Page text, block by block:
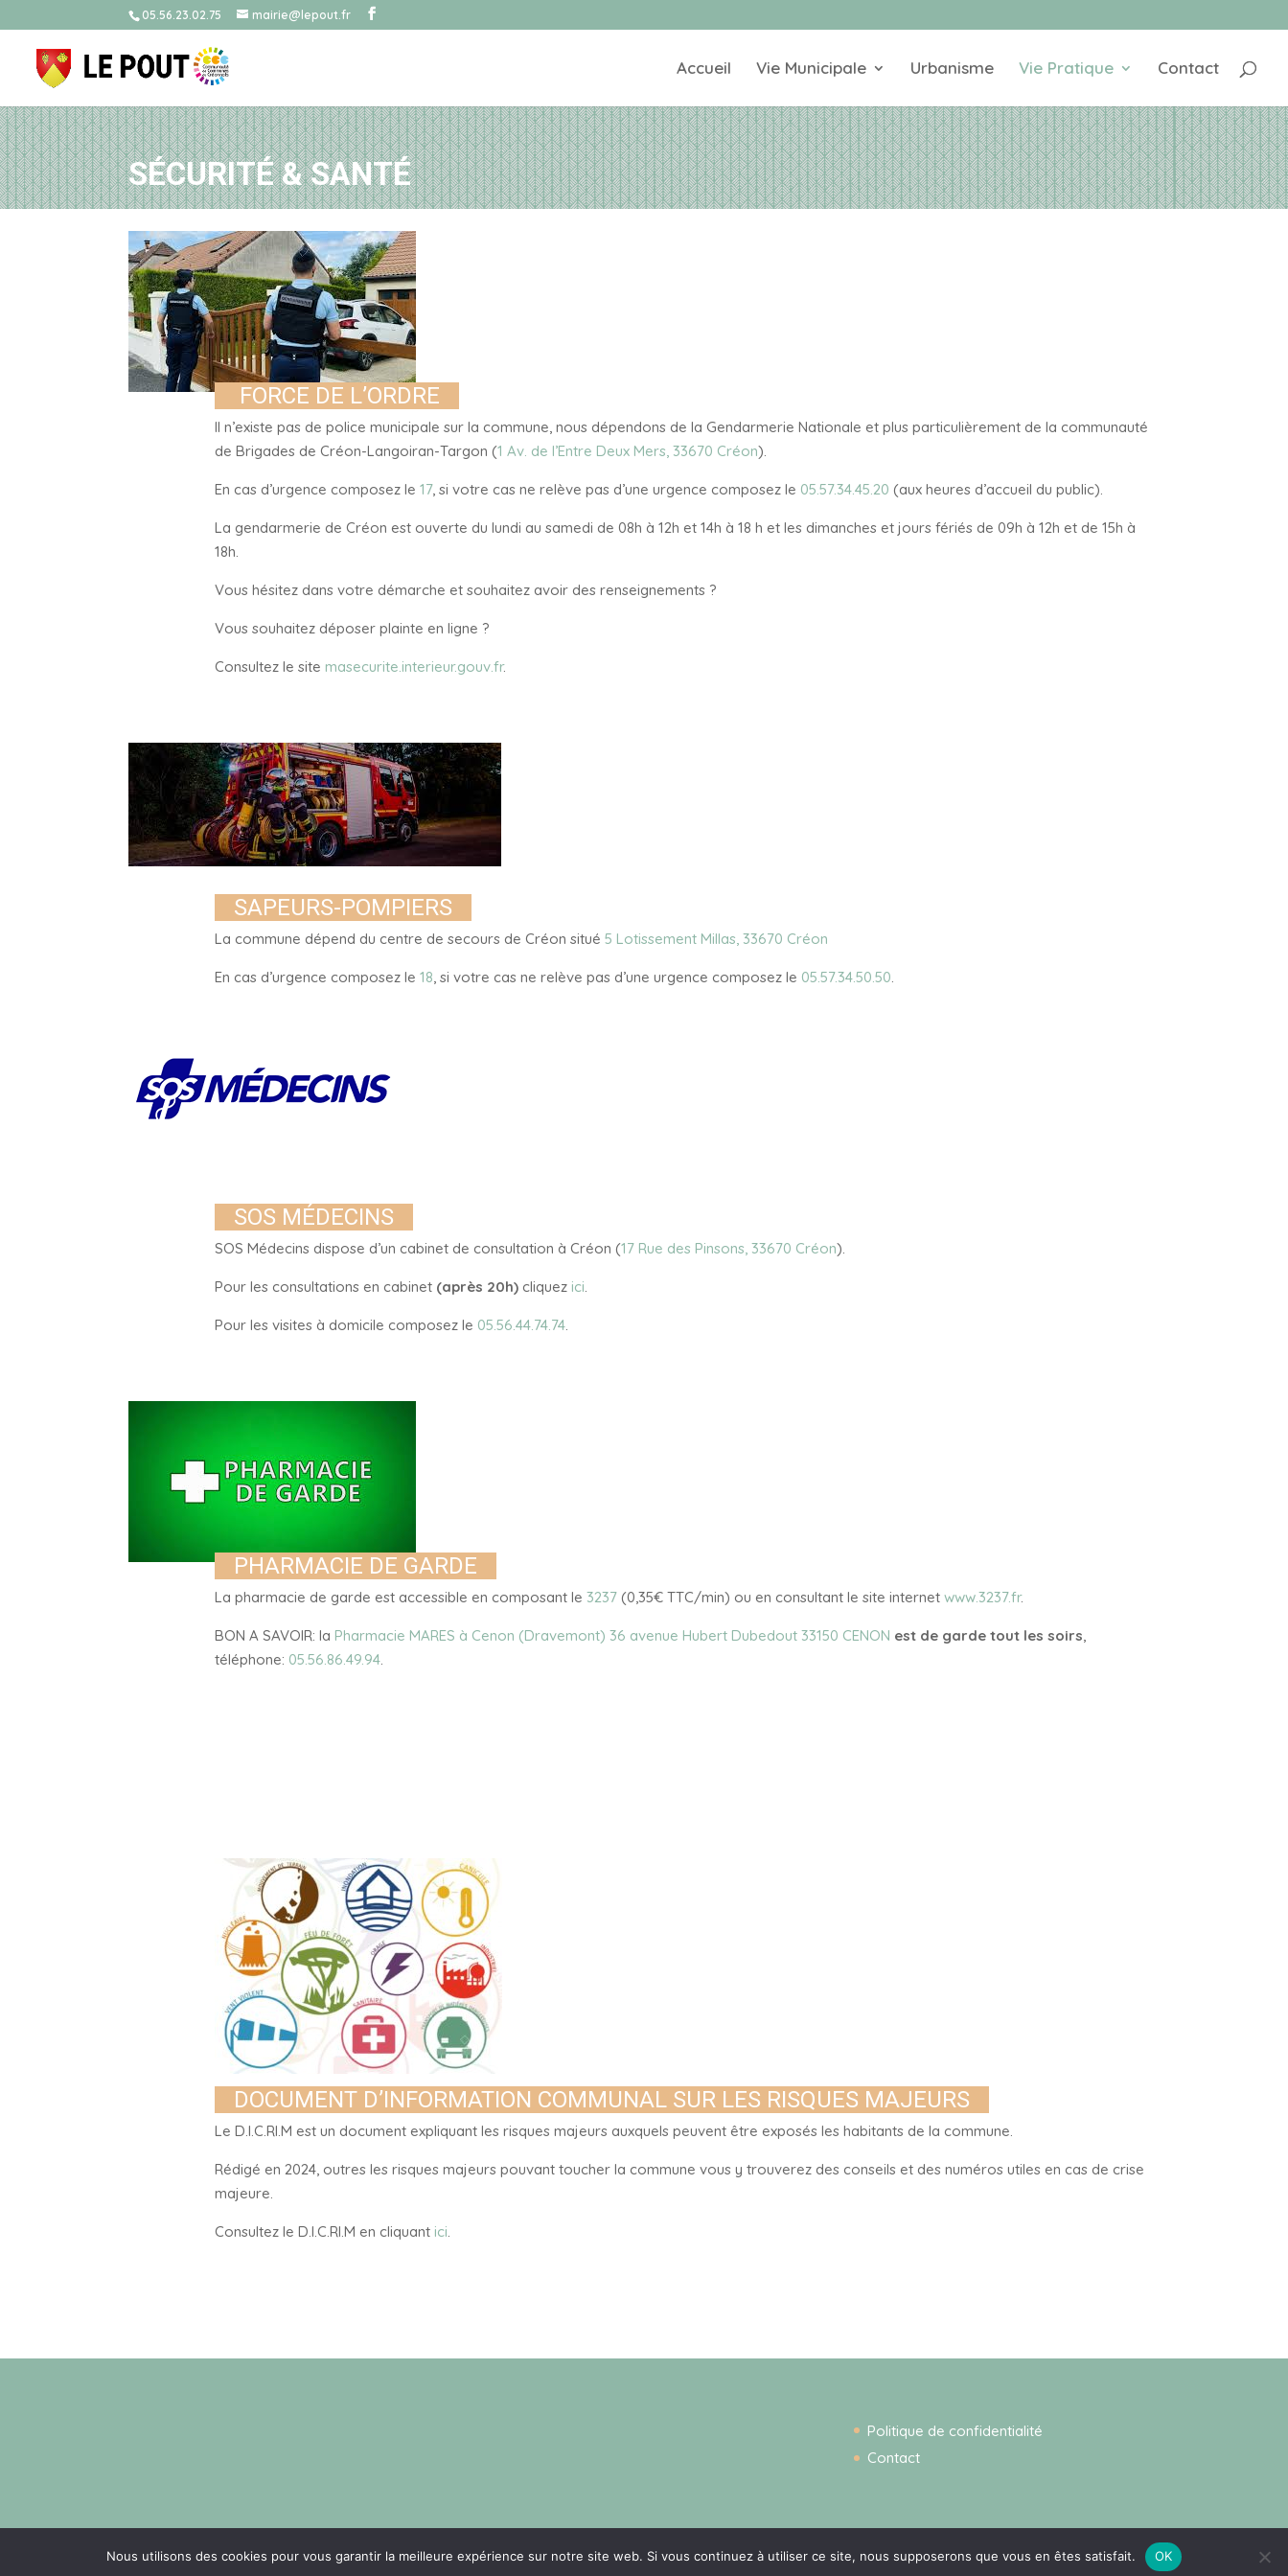
05.56.23.02.75 mairie@lepout.fr
Accueil Vie Municipale Urbanisme Vie Pratique Contact
SÉCURITÉ & SANTÉ
FORCE DE L’ORDRE
Il n’existe pas de police municipale sur la commune, nous dépendons de la Gendarmerie Nationale et plus particulièrement de la communauté
de Brigades de Créon-Langoiran-Targon (1 Av. de l’Entre Deux Mers, 33670 Créon).
En cas d’urgence composez le17, si votre cas ne relève pas d’une urgence composez le 05.57.34.45.20 (aux heures d’accueil du public).
La gendarmerie de Créon est ouverte du lundi au samedi de 08h à 12h et 14h à 18 h et les dimanches et jours fériés de 09h à 12h et de 15h à
18h.
Vous hésitez dans votre démarche et souhaitez avoir des renseignements ?
Vous souhaitez déposer plainte en ligne ?
Consultez le site masecurite.interieur.gouv.fr.
SAPEURS-POMPIERS
La commune dépend du centre de secours de Créon situé5 Lotissement Millas, 33670 Créon
En cas d’urgence composez le18 , si votre cas ne relève pas d’une urgence composez le 05.57.34.50.50
SOS MÉDECINS
SOS Médecins dispose d’un cabinet de consultation à Créon (17 Rue des Pinsons, 33670 Créon).
Pour les consultations en cabinet (après 20h) cliquez ici.
Pour les visites à domicile composez le 05.56.44.74.74.
PHARMACIE DE GARDE
La pharmacie de garde est accessible en composant le3237 (0,35€ TTC/min) ou en consultant le site internetwww.3237.fr.
BON A SAVOIR: la Pharmacie MARES à Cenon (Dravemont) 36 avenue Hubert Dubedout 33150 CENON est de garde tout les soirs,
téléphone: 05.56.86.49.94.
DOCUMENT D’INFORMATION COMMUNAL SUR LES RISQUES MAJEURS
Le D.I.C.RI.M est un document expliquant les risques majeurs auxquels peuvent être exposés les habitants de la commune.
Rédigé en 2024, outres les risques majeurs pouvant toucher la commune vous y trouverez des conseils et des numéros utiles en cas de crise
majeure.
Consultez le D.I.C.RI.M en cliquant ici
Politique de confidentialité
Contact
Mairie Le Pout -Conception AEL-
Nous utilisons des cookies pour vous garantir la meilleure expérience sur notre site web. Si vous continuez à utiliser ce site, nous supposerons que vous en êtes satisfait. OK